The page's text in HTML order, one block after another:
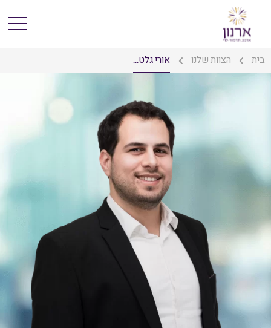
בית הצוות שלנו אורי גלט...